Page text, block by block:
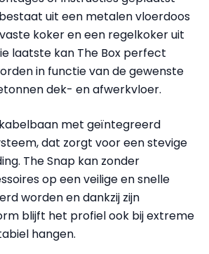
uit een metalen vloerdoos
koker en een regelkoker uit
laatste kan The Box perfect
in functie van de gewenste
dek- en afwerkvloer.
met geïntegreerd
dat zorgt voor een stevige
The Snap kan zonder
op een veilige en snelle
worden en dankzij zijn
blijft het profiel ook bij extreme
hangen.